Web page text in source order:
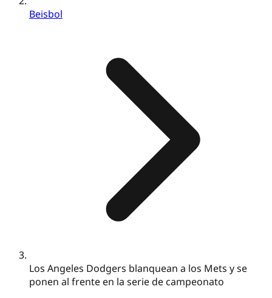
Beisbol
Los Angeles Dodgers blanquean a los Mets y se
ponen al frente en la serie de campeonato